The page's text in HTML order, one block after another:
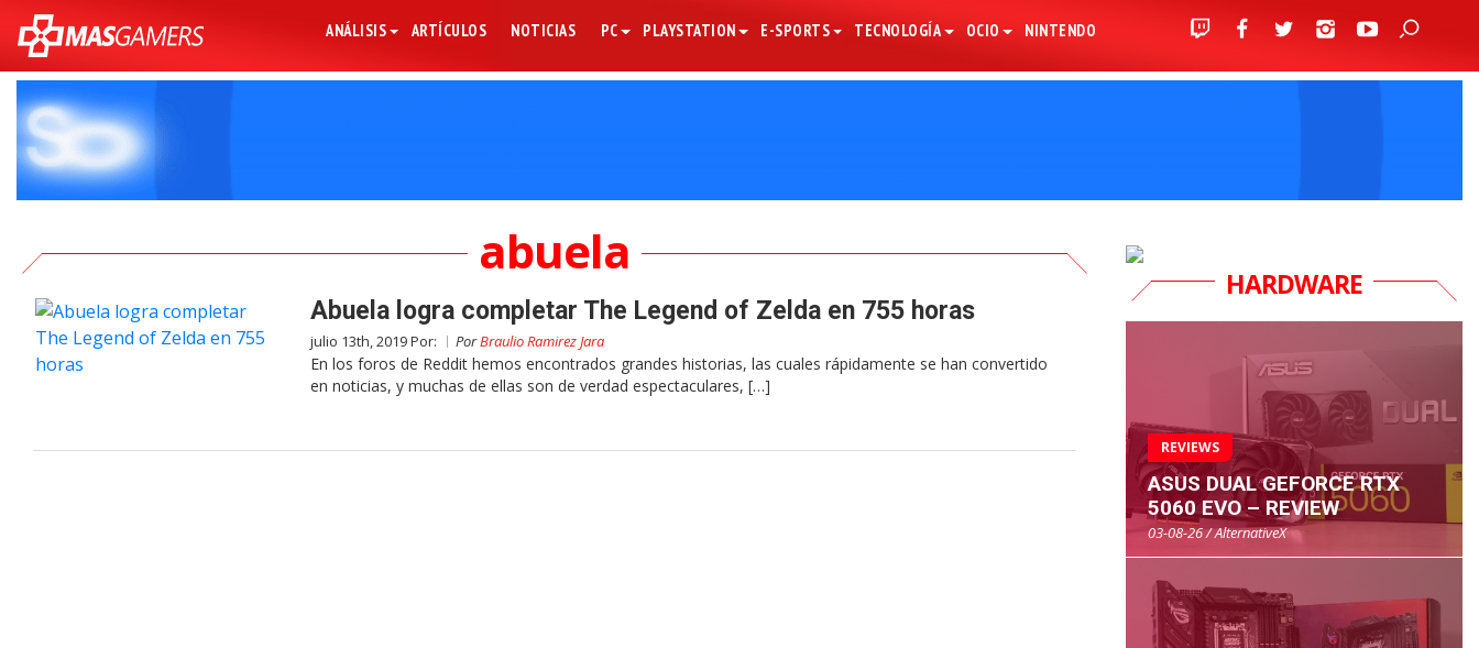
ANÁLISIS ARTÍCULOS NOTICIAS PC PLAYSTATION E-SPORTS TECNOLOGÍA OCIO NINTENDO
abuela
Abuela logra completar The Legend of Zelda en 755 horas
julio 13th, 2019 Por: PorBraulio Ramirez Jara
En los foros de Reddit hemos encontrados grandes historias, las cuales rápidamente se han convertido
en noticias, y muchas de ellas son de verdad espectaculares, […]
HARDWARE
REVIEWS
ASUS DUAL GEFORCE RTX
5060 EVO – REVIEW
03-08-26 / AlternativeX